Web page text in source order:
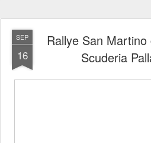
SEP
16
Rallye San
Scuderia